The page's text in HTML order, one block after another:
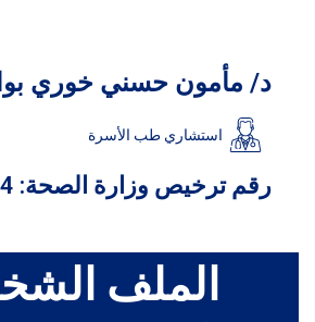
د/ مأمون حسني خوري
استشاري طب الأسرة
رقم ترخيص وزارة الصحة: GD12184
الملف